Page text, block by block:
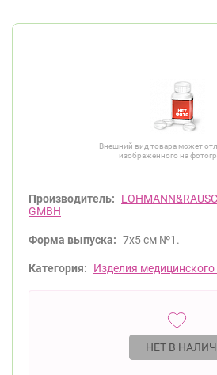
Внешний вид товара может
изображённого на
Производитель:
GMBH
Форма выпуска: 7х5 см №1.
Категория: Изделия
НЕТ В